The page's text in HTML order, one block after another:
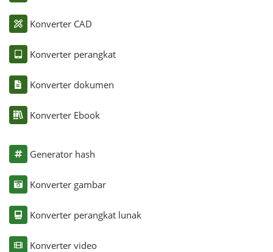
Konverter CAD
Konverter perangkat
Konverter dokumen
Konverter Ebook
Generator hash
Konverter gambar
Konverter perangkat lunak
Konverter video